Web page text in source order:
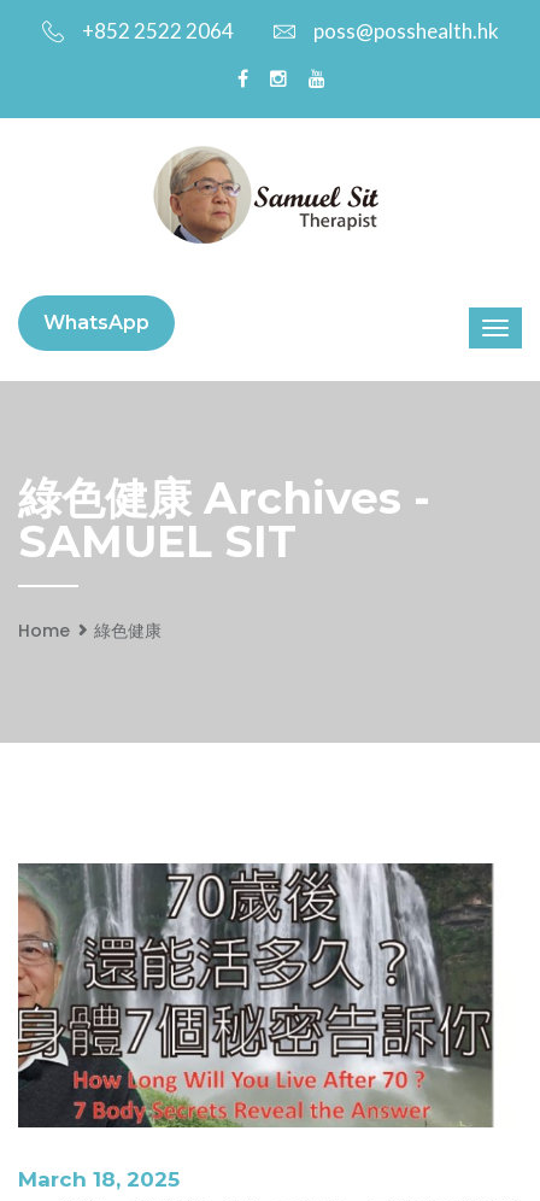
+852 2522 2064 poss@posshealth.hk
WhatsApp
綠色健康 Archives -
SAMUEL SIT
Home 綠色健康
March 18, 2025